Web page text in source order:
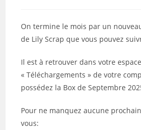
publication :
On termine le mois par un
de Lily Scrap que vous pouvez
Il est à retrouver dans votre espace
« Téléchargements » de votre
possédez la Box de Septembre
Pour ne manquez aucune
vous: